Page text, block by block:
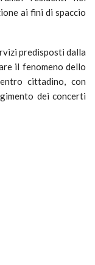
ai fini di spaccio
predisposti dalla
il fenomeno dello
cittadino, con
dei concerti